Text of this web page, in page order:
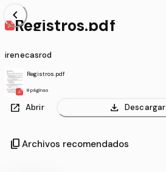
chevron_left
Registros.pdf
irenecasrod
Registros.pdf
8 páginas
open_in_new Abrir download Descargar
content_copy Archivos recomendados